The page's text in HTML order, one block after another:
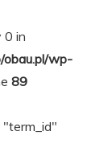
0 in
obau.pl/wp-
89